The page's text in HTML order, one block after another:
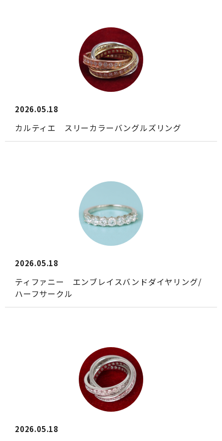
2026.05.18
カルティエ スリーカラーバングルズリング
2026.05.18
ティファニー エンブレイスバンドダイヤリング/
ハーフサークル
2026.05.18